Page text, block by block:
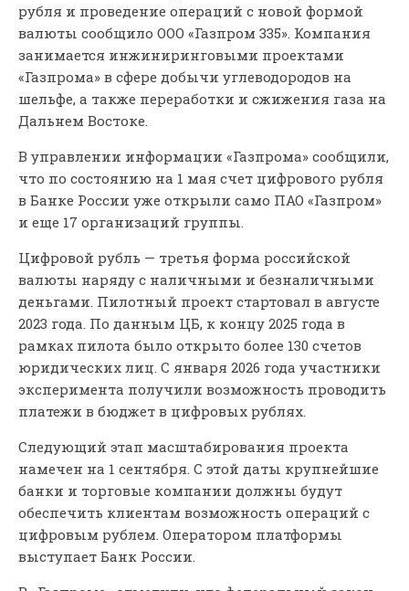
рубля и проведение операций с новой формой
валюты сообщило ООО «Газпром 335». Компания
занимается инжиниринговыми проектами
«Газпрома» в сфере добычи углеводородов на
шельфе, а также переработки и сжижения газа на
Дальнем Востоке.
В управлении информации «Газпрома» сообщили,
что по состоянию на 1 мая счет цифрового рубля
в Банке России уже открыли само ПАО «Газпром»
и еще 17 организаций группы.
Цифровой рубль — третья форма российской
валюты наряду с наличными и безналичными
деньгами. Пилотный проект стартовал в августе
2023 года. По данным ЦБ, к концу 2025 года в
рамках пилота было открыто более 130 счетов
юридических лиц. С января 2026 года участники
эксперимента получили возможность проводить
платежи в бюджет в цифровых рублях.
Следующий этап масштабирования проекта
намечен на 1 сентября. С этой даты крупнейшие
банки и торговые компании должны будут
обеспечить клиентам возможность операций с
цифровым рублем. Оператором платформы
выступает Банк России.